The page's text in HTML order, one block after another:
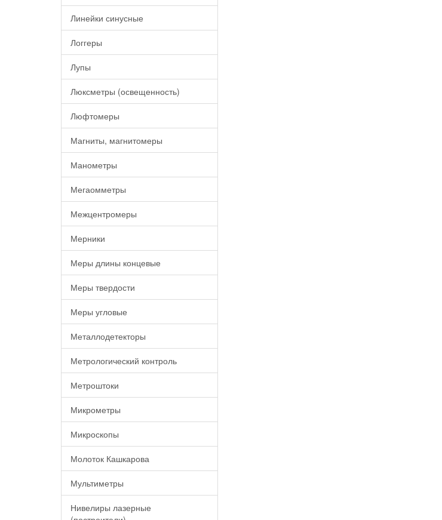
Линейки синусные
Логгеры
Лупы
Люксметры (освещенность)
Люфтомеры
Магниты, магнитомеры
Манометры
Мегаомметры
Межцентромеры
Мерники
Меры длины концевые
Меры твердости
Меры угловые
Металлодетекторы
Метрологический контроль
Метроштоки
Микрометры
Микроскопы
Молоток Кашкарова
Мультиметры
Нивелиры лазерные